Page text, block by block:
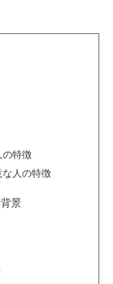
の特徴
な人の特徴
景